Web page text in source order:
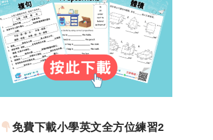
免費下載小學英文全方位練習2